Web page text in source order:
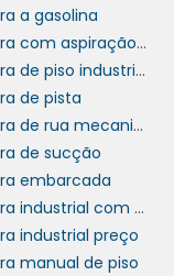
a
individual
e óculos de
é
trabalho e a
que
que
a gasolina
Varredeira com aspiração mc 700
Varredeira de piso industrial
de pista
Varredeira de rua mecanizada
de sucção
embarcada
Varredeira industrial com trator
industrial preço
manual de piso